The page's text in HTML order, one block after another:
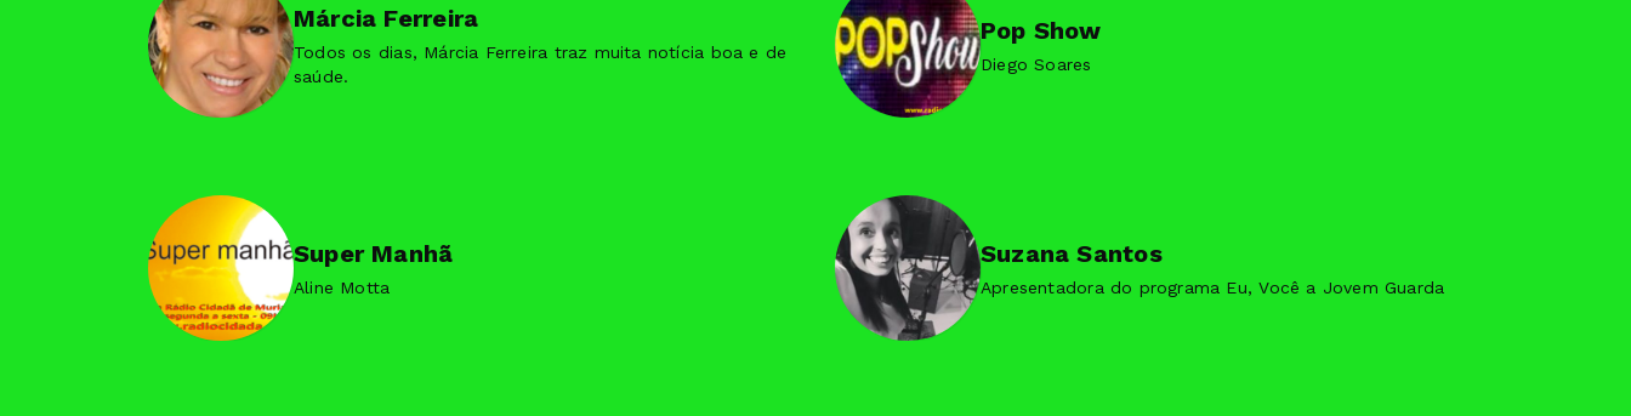
Márcia Ferreira
Todos os dias, Márcia Ferreira traz muita notícia boa e de
saúde.
Pop Show
Diego Soares
Super Manhã
Aline Motta
Suzana Santos
Apresentadora do programa Eu, Você a Jovem Guarda